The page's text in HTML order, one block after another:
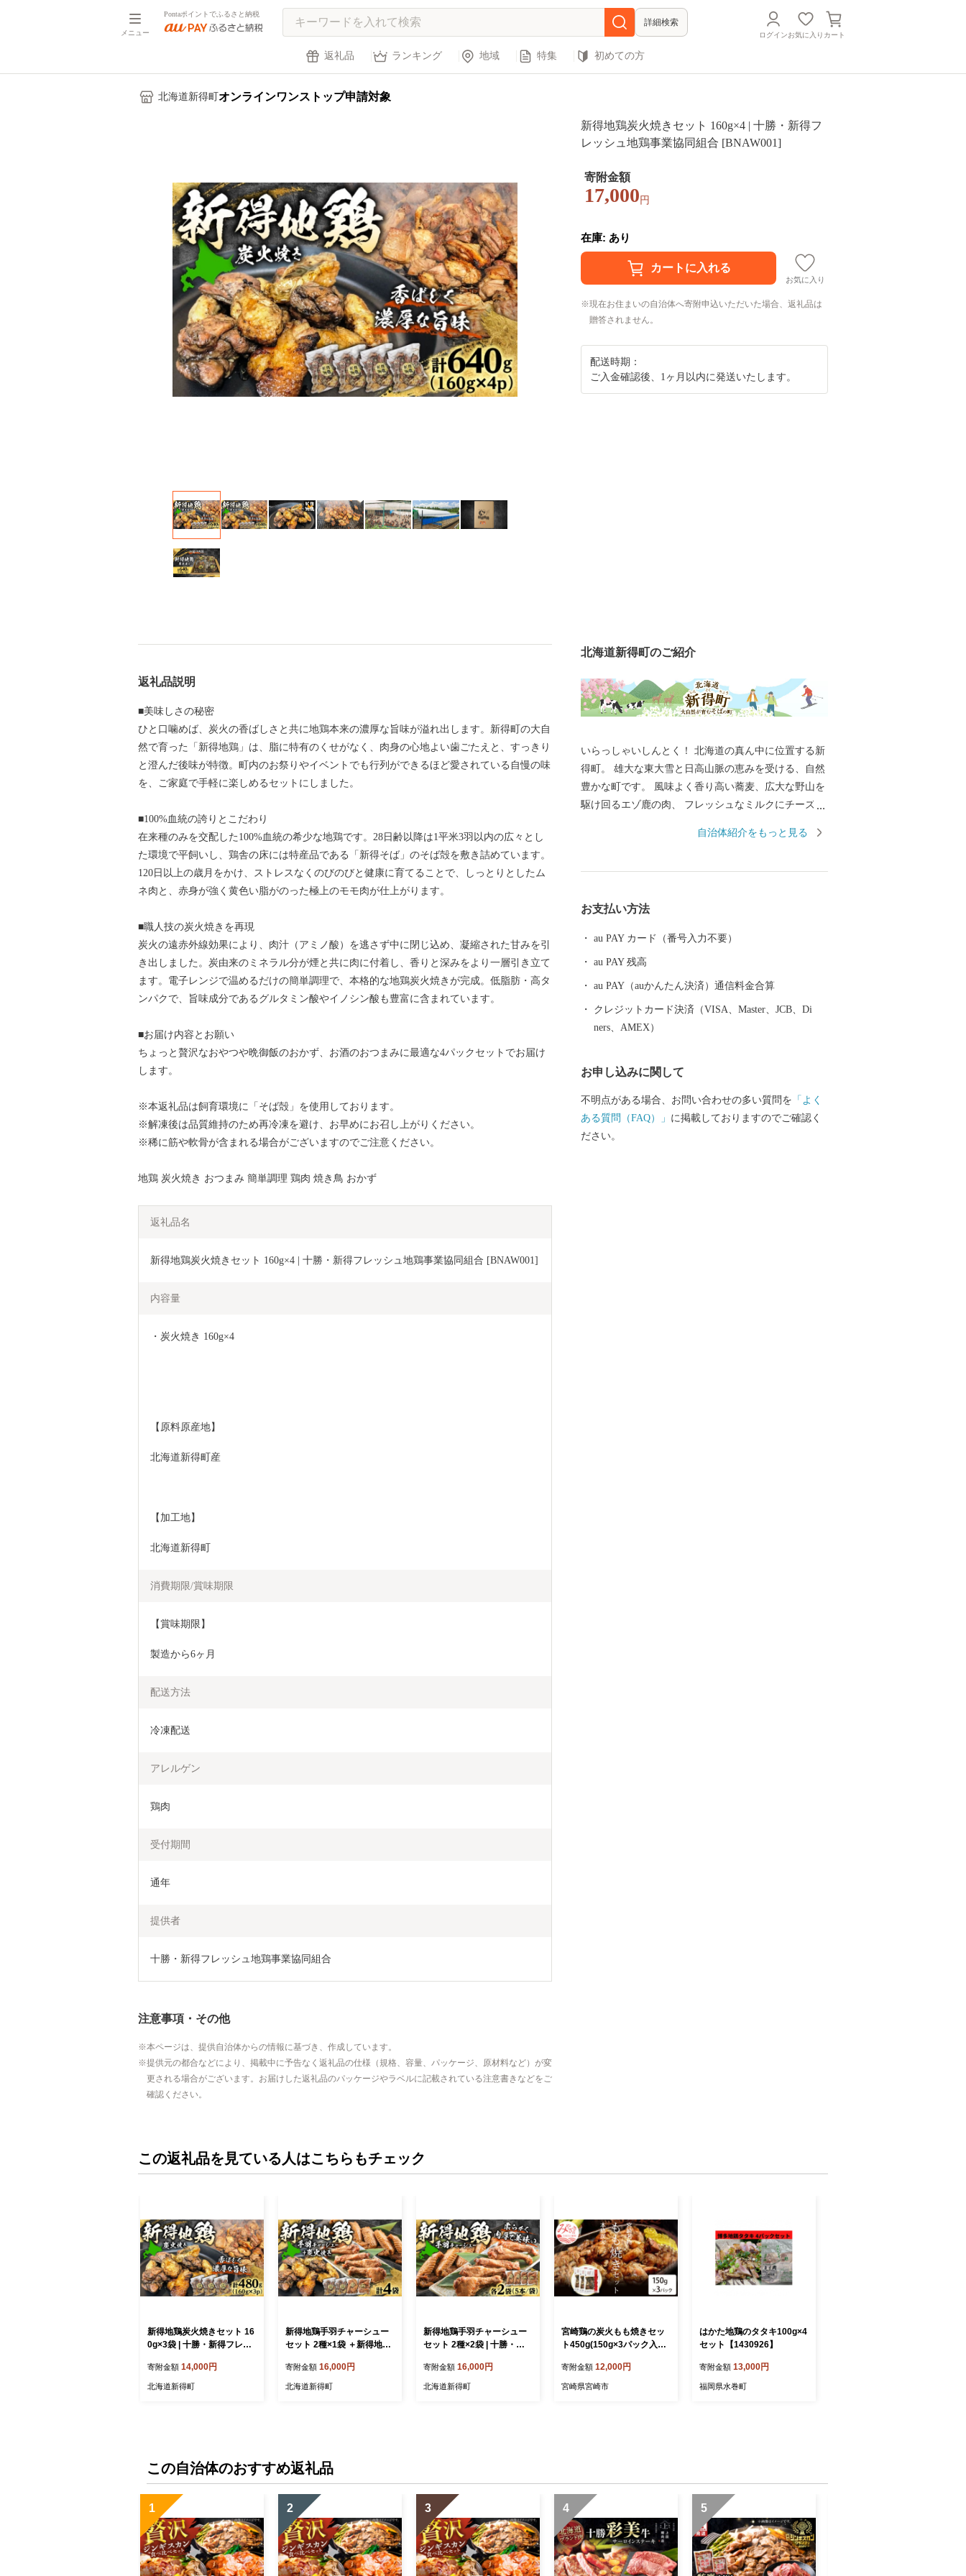
メニュー
Pontaポイントでふるさと納税
詳細検索
ログインお気に入り カート
返礼品 ランキング 地域 特集 初めての方
北海道新得町 オンラインワンストップ申請対象
新得地鶏炭火焼きセット 160g×4 | 十勝・新得フ
レッシュ地鶏事業協同組合 [BNAW001]
寄附金額
17,000 円
在庫: あり
お気に入り
現在お住まいの自治体へ寄附申込いただいた場合、返礼品は
贈答されません。
配送時期：
ご入金確認後、1ヶ月以内に発送いたします。
返礼品説明
■美味しさの秘密
ひと口噛めば、炭火の香ばしさと共に地鶏本来の濃厚な旨味が溢れ出します。新得町の大自
然で育った「新得地鶏」は、脂に特有のくせがなく、肉身の心地よい歯ごたえと、すっきり
と澄んだ後味が特徴。町内のお祭りやイベントでも行列ができるほど愛されている自慢の味
を、ご家庭で手軽に楽しめるセットにしました。
■100%血統の誇りとこだわり
在来種のみを交配した100%血統の希少な地鶏です。28日齢以降は1平米3羽以内の広々とし
た環境で平飼いし、鶏舎の床には特産品である「新得そば」のそば殻を敷き詰めています。
120日以上の歳月をかけ、ストレスなくのびのびと健康に育てることで、しっとりとしたム
ネ肉と、赤身が強く黄色い脂がのった極上のモモ肉が仕上がります。
■職人技の炭火焼きを再現
炭火の遠赤外線効果により、肉汁（アミノ酸）を逃さず中に閉じ込め、凝縮された甘みを引
き出しました。炭由来のミネラル分が煙と共に肉に付着し、香りと深みをより一層引き立て
ます。電子レンジで温めるだけの簡単調理で、本格的な地鶏炭火焼きが完成。低脂肪・高タ
ンパクで、旨味成分であるグルタミン酸やイノシン酸も豊富に含まれています。
■お届け内容とお願い
ちょっと贅沢なおやつや晩御飯のおかず、お酒のおつまみに最適な4パックセットでお届け
します。
※本返礼品は飼育環境に「そば殻」を使用しております。
※解凍後は品質維持のため再冷凍を避け、お早めにお召し上がりください。
※稀に筋や軟骨が含まれる場合がございますのでご注意ください。
地鶏 炭火焼き おつまみ 簡単調理 鶏肉 焼き鳥 おかず
返礼品名
新得地鶏炭火焼きセット 160g×4 | 十勝・新得フレッシュ地鶏事業協同組合 [BNAW001]
内容量
・炭火焼き 160g×4
【原料原産地】
北海道新得町産
【加工地】
北海道新得町
消費期限/賞味期限
【賞味期限】
製造から6ヶ月
配送方法
冷凍配送
アレルゲン
鶏肉
受付期間
通年
提供者
十勝・新得フレッシュ地鶏事業協同組合
注意事項・その他
本ページは、提供自治体からの情報に基づき、作成しています。
提供元の都合などにより、掲載中に予告なく返礼品の仕様（規格、容量、パッケージ、原材料など）が変
更される場合がございます。お届けした返礼品のパッケージやラベルに記載されている注意書きなどをご
確認ください。
北海道新得町のご紹介
いらっしゃいしんとく！ 北海道の真ん中に位置する新
得町。 雄大な東大雪と日高山脈の恵みを受ける、自然
豊かな町です。 風味よく香り高い蕎麦、広大な野山を
駆け回るエゾ鹿の肉、 フレッシュなミルクにチーズに
楽しむラフティング・カヌー・SUPが大人気！ さらに
たりとした時間が流れています。 日々の疲れを癒して
くれる温泉も多数。山の奥にひっそりと佇む秘湯も。
ください！
自治体紹介をもっと見る
お支払い方法
au PAY カード（番号入力不要）
au PAY 残高
au PAY（auかんたん決済）通信料金合算
クレジットカード決済（VISA、Master、JCB、Di
ners、AMEX）
お申し込みに関して
不明点がある場合、お問い合わせの多い質問を 「よく
ある質問（FAQ）」 に掲載しておりますのでご確認く
ださい。
この返礼品を見ている人はこちらもチェック
新得地鶏炭火焼きセット 16
0g×3袋 | 十勝・新得フレッ
AW008]
寄附金額 14,000円
北海道新得町
新得地鶏手羽チャーシュー
セット 2種×1袋 ＋新得地鶏
得フレッシュ地鶏事業協同
組合 [BNAW010]
寄附金額 16,000円
北海道新得町
新得地鶏手羽チャーシュー
セット 2種×2袋 | 十勝・新
組合 [BNAW002] 鶏肉 地鶏
地どり じどり ジドリ jidori
寄附金額 16,000円
北海道新得町
宮崎鶏の炭火もも焼きセッ
ト450g(150g×3パック入り)
寄附金額 12,000円
宮崎県宮崎市
はかた地鶏のタタキ100g×4
セット【1430926】
寄附金額 13,000円
福岡県水巻町
この自治体のおすすめ返礼品
1 2 3 4 5